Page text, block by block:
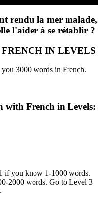
rendu la mer malade,
l'aider à se rétablir ?
IN LEVELS
3000 words in French.
with French in Levels:
if you know 1-1000 words.
2000 words. Go to Level 3